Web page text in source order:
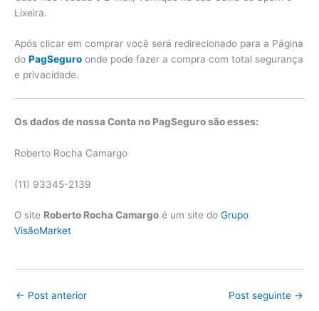
Lixeira.
Após clicar em comprar você será redirecionado para a Página
do PagSeguro onde pode fazer a compra com total segurança
e privacidade.
Os dados de nossa Conta no PagSeguro são esses:
Roberto Rocha Camargo
(11) 93345-2139
O site Roberto Rocha Camargo é um site do Grupo
VisãoMarket
← Post anterior Post seguinte →